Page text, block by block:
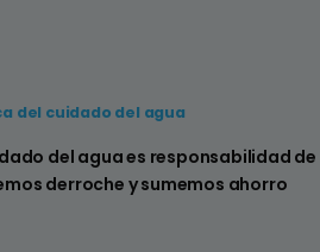
sanitarios de
del cuidado del agua
del agua es responsabilidad
derroche y sumemos ahorro